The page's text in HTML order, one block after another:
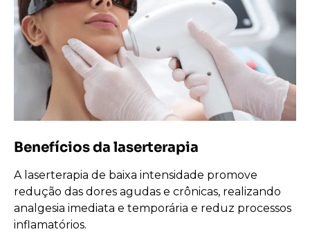
Benefícios da laserterapia
A laserterapia de baixa intensidade promove
redução das dores agudas e crônicas, realizando
analgesia imediata e temporária e reduz processos
inflamatórios.